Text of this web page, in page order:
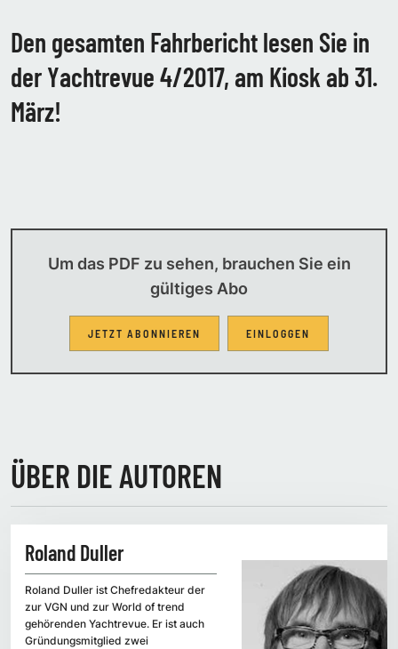
Den gesamten Fahrbericht lesen Sie in
der Yachtrevue 4/2017, am Kiosk ab 31.
März!
Um das PDF zu sehen, brauchen Sie ein
gültiges Abo
JETZT ABONNIEREN EINLOGGEN
ÜBER DIE AUTOREN
Roland Duller
Roland Duller ist Chefredakteur der
zur VGN und zur World of trend
gehörenden Yachtrevue. Er ist auch
Gründungsmitglied zwei